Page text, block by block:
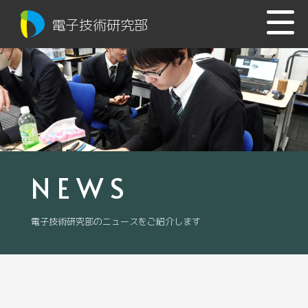
電子技術研究部
NEWS
電子技術研究部のニュースをご紹介します